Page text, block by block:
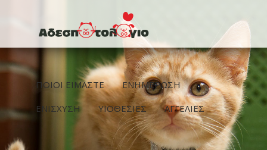
ΠΟΙΟΙ ΕΙΜΑΣΤΕ
ΕΝΗΜΕΡΩΣΗ
ΕΝΙΣΧΥΣΗ
ΥΙΟΘΕΣΙΕΣ ΑΓΓΕΛΙΕΣ